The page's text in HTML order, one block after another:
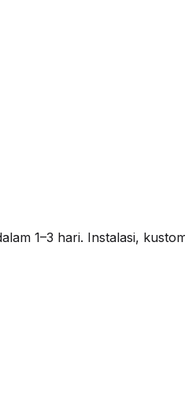
1–3 hari. Instalasi,